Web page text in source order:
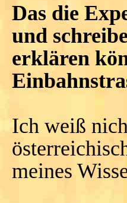
Das die
und
erklären
Ich weiß
meines